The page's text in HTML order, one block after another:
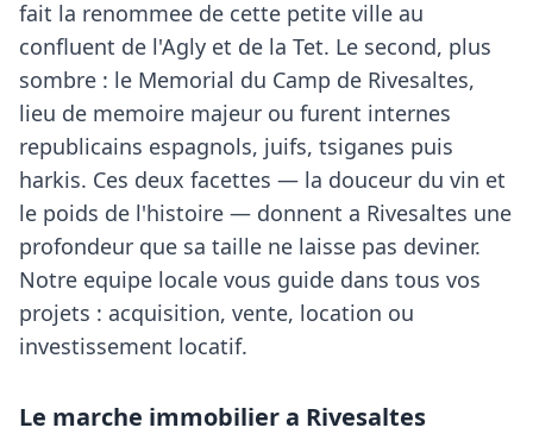
fait la renommee de cette petite ville au
confluent de l'Agly et de la Tet. Le second, plus
sombre : le Memorial du Camp de Rivesaltes,
lieu de memoire majeur ou furent internes
republicains espagnols, juifs, tsiganes puis
harkis. Ces deux facettes — la douceur du vin et
le poids de l'histoire — donnent a Rivesaltes une
profondeur que sa taille ne laisse pas deviner.
Notre equipe locale vous guide dans tous vos
projets : acquisition, vente, location ou
investissement locatif.
Le marche immobilier a Rivesaltes